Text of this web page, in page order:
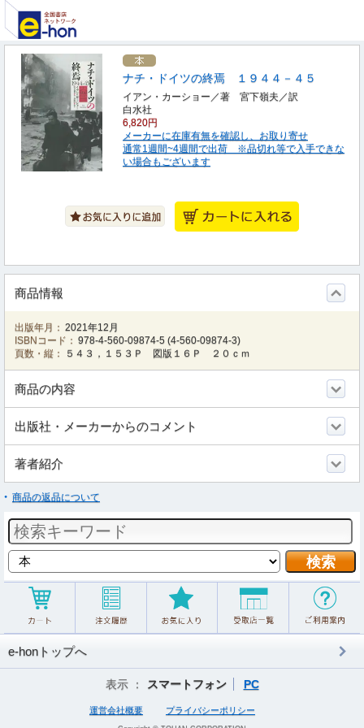
ナチ・ドイツの終焉 １９４４－４５
イアン・カーショー／著 宮下嶺夫／訳
白水社
6,820円
メーカーに在庫有無を確認し、お取り寄せ
通常1週間~4週間で出荷 ※品切れ等で入手できな
い場合もございます
商品情報
出版年月： 2021年12月
ISBNコード： 978-4-560-09874-5 (4-560-09874-3)
頁数・縦：
５４３，１５３Ｐ 図版１６Ｐ ２０ｃｍ
商品の内容
出版社・メーカーからのコメント
著者紹介
商品の返品について
e-honトップへ
表示 ： スマートフォン PC
運営会社概要 プライバシーポリシー